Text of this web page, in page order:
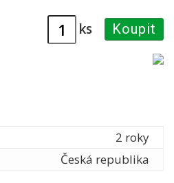
ks Koupit
2 roky
Česká republika